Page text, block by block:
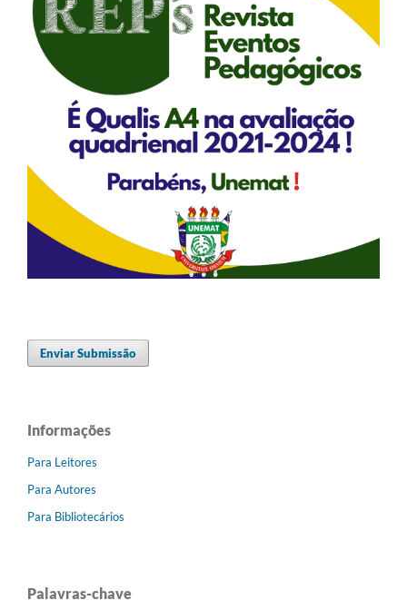
Enviar Submissão
Informações
Para Leitores
Para Autores
Para Bibliotecários
Palavras-chave